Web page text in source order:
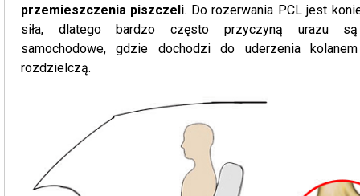
przemieszczenia piszczeli. Do rozerwania PCL jest
siła, dlatego bardzo często przyczyną urazu
samochodowe, gdzie dochodzi do uderzenia
rozdzielczą.